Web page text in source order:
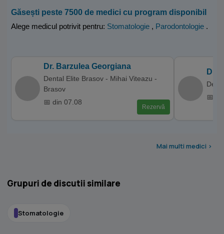
Găsești peste 7500 de medici cu program disponibil
Alege medicul potrivit pentru: Stomatologie , Parodontologie .
Dr. Barzulea Georgiana
Dental Elite Brasov - Mihai Viteazu -
Brasov
📅 din 07.08
Rezervă
Dr.
📅
Mai multi medici >
Grupuri de discutii similare
Stomatologie